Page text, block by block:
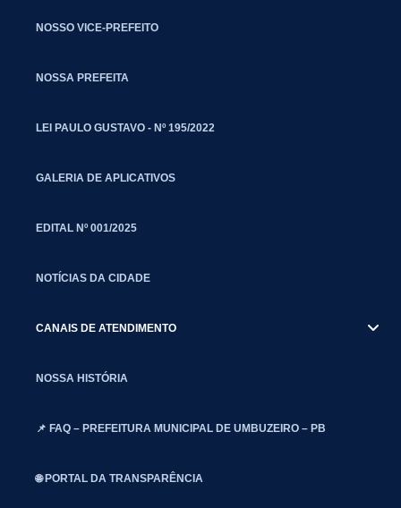
NOSSO VICE-PREFEITO
NOSSA PREFEITA
LEI PAULO GUSTAVO - Nº 195/2022
GALERIA DE APLICATIVOS
EDITAL Nº 001/2025
NOTÍCIAS DA CIDADE
CANAIS DE ATENDIMENTO
NOSSA HISTÓRIA
📌 FAQ – PREFEITURA MUNICIPAL DE UMBUZEIRO – PB
🌐 PORTAL DA TRANSPARÊNCIA